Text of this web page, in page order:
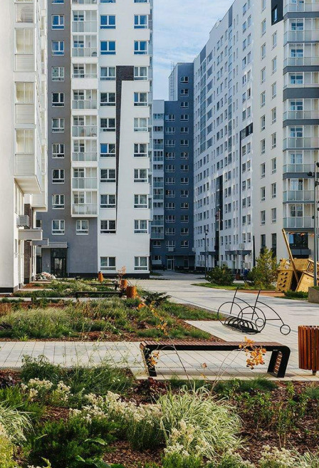
Аренда
98664 - П. СОСЕНСКОЕ,
ПОСЕЛОК КОММУНАРКА,
ПОТАПОВСКАЯ РОЩА
УЛИЦА, Д.26К1